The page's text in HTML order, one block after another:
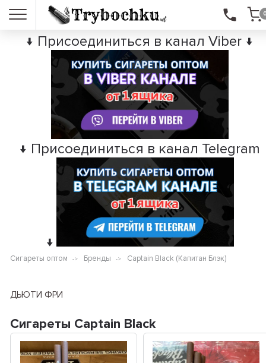
↓ Присоединиться в канал Viber ↓
↓ Присоединиться в канал Telegram
↓
Сигареты оптом Бренды Captain Black (Капитан Блэк)
ДЬЮТИ ФРИ
Сигареты Captain Black